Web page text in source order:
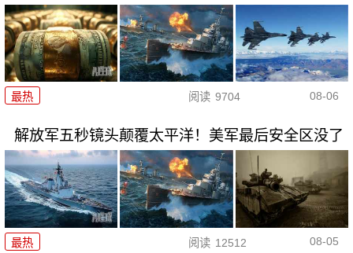
最热 阅读 9704 08-06
解放军五秒镜头颠覆太平洋！美军最后安全区没了
最热 阅读 12512 08-05